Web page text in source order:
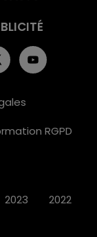
RGPD
2023 2022